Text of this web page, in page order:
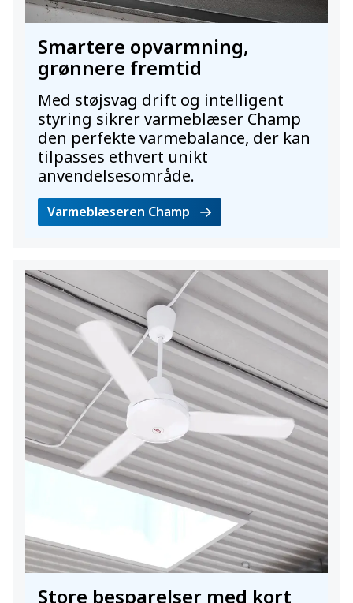
Smartere opvarmning,
grønnere fremtid
Med støjsvag drift og intelligent
styring sikrer varmeblæser Champ
den perfekte varmebalance, der kan
tilpasses ethvert unikt
anvendelsesområde.
Varmeblæseren Champ
Store besparelser med kort